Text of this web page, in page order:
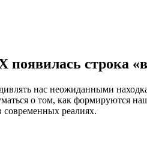
строка
нас неожиданными
о том, как формируются
современных реалиях.